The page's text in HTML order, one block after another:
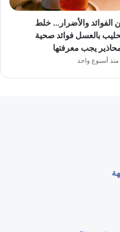
الفوائد والأضرار… خلط
بالعسل فوائد صحية
يجب معرفتها
منذ أسبوع واحد